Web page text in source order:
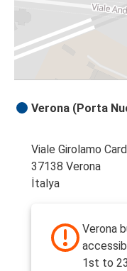
Verona (Porta
Viale Girolamo
37138 Verona
İtalya
Verona
1st to